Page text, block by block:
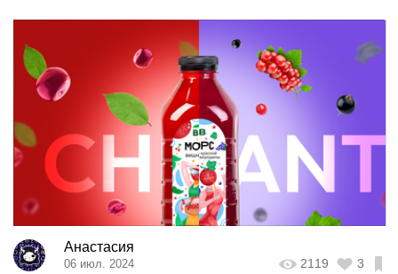
Анастасия
06 июл. 2024 2119 3